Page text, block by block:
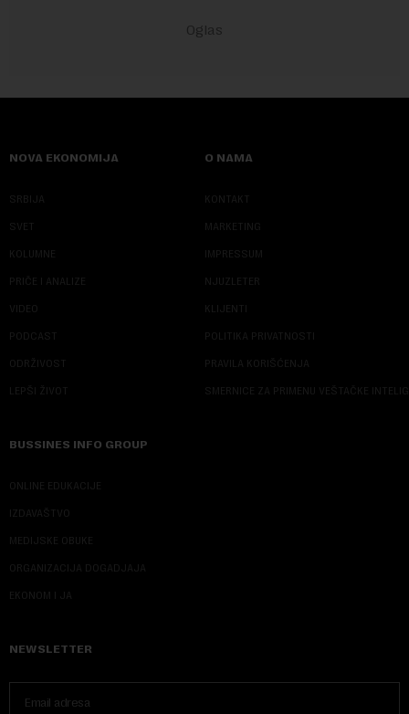
NOVA EKONOMIJA
SRBIJA
SVET
KOLUMNE
PRIČE I ANALIZE
VIDEO
PODCAST
ODRŽIVOST
LEPŠI ŽIVOT
O NAMA
KONTAKT
MARKETING
IMPRESSUM
NJUZLETER
KLIJENTI
POLITIKA PRIVATNOSTI
PRAVILA KORIŠĆENJA
SMERNICE ZA PRIMENU VEŠTAČKE
BUSSINES INFO GROUP
ONLINE EDUKACIJE
IZDAVAŠTVO
MEDIJSKE OBUKE
ORGANIZACIJA DOGADJAJA
EKONOM I JA
NEWSLETTER